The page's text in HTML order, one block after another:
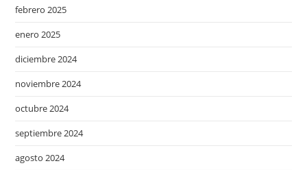
febrero 2025
enero 2025
diciembre 2024
noviembre 2024
octubre 2024
septiembre 2024
agosto 2024